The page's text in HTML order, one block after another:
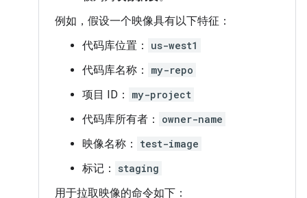
例如，假设一个映像具有以下特征：
代码库位置：
us-west1
代码库名称：
my-repo
项目 ID：
my-project
代码库所有者：
owner-name
映像名称：
test-image
标记：
staging
用于拉取映像的命令如下：